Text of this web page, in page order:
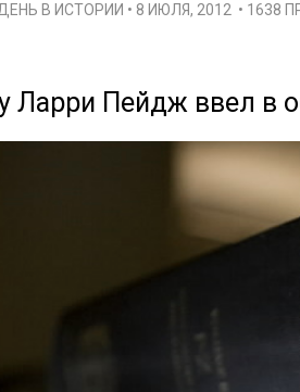
В ИСТОРИИ • 8 ИЮЛЯ, 2012 • 1638
Ларри Пейдж ввел в